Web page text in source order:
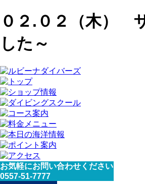
０２.０２（木）
した～
お気軽にお問い合わせください
0557-51-7777